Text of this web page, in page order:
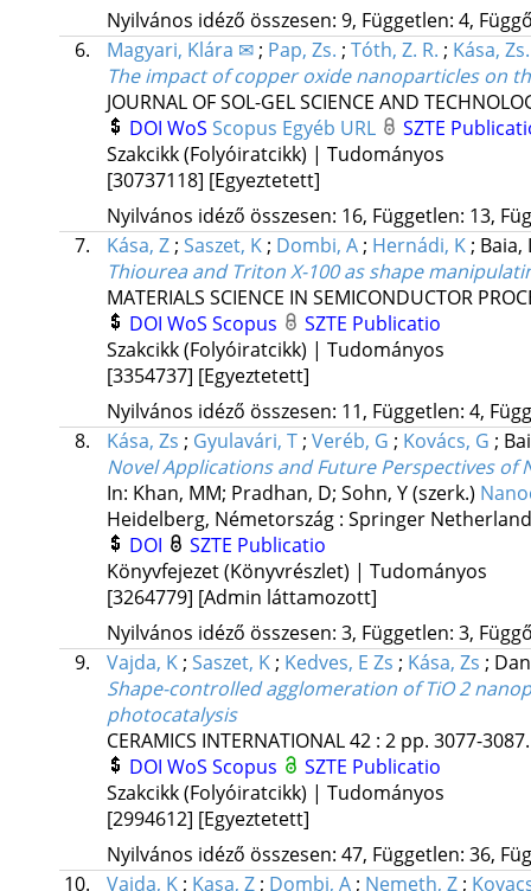
Nyilvános idéző összesen: 9, Független: 4,
6.
Magyari, Klára ✉; Pap, Zs. ; Tóth, Z. R. ; Kása, Zs.
The impact of copper oxide nanoparticles on
JOURNAL OF SOL-GEL SCIENCE AND
DOI WoS Scopus Egyéb URL
SZTE
Szakcikk (Folyóiratcikk) | Tudományos
[30737118] [Egyeztetett]
Nyilvános idéző összesen: 16, Független: 13,
7.
Kása, Z; Saszet, K; Dombi, A; Hernádi, K; Baia,
Thiourea and Triton X-100 as shape
MATERIALS SCIENCE IN SEMICONDUCTOR
DOI WoS Scopus
SZTE Publicatio
Szakcikk (Folyóiratcikk) | Tudományos
[3354737] [Egyeztetett]
Nyilvános idéző összesen: 11, Független: 4,
8.
Kása, Zs ; Gyulavári, T; Veréb, G ; Kovács, G ;
Novel Applications and Future Perspectives of
In: Khan, MM; Pradhan, D; Sohn, Y (szerk.)
Heidelberg, Németország : Springer
DOI
SZTE Publicatio
Könyvfejezet (Könyvrészlet) | Tudományos
[3264779] [Admin láttamozott]
Nyilvános idéző összesen: 3, Független: 3,
9.
Vajda, K; Saszet, K; Kedves, E Zs ; Kása, Zs ;
Shape-controlled agglomeration of TiO 2
photocatalysis
CERAMICS INTERNATIONAL42: 2 pp. 3077-
DOI WoS Scopus
SZTE Publicatio
Szakcikk (Folyóiratcikk) | Tudományos
[2994612] [Egyeztetett]
Nyilvános idéző összesen: 47, Független: 36,
10.
Vajda, K ; Kasa, Z ; Dombi, A ; Nemeth, Z ;